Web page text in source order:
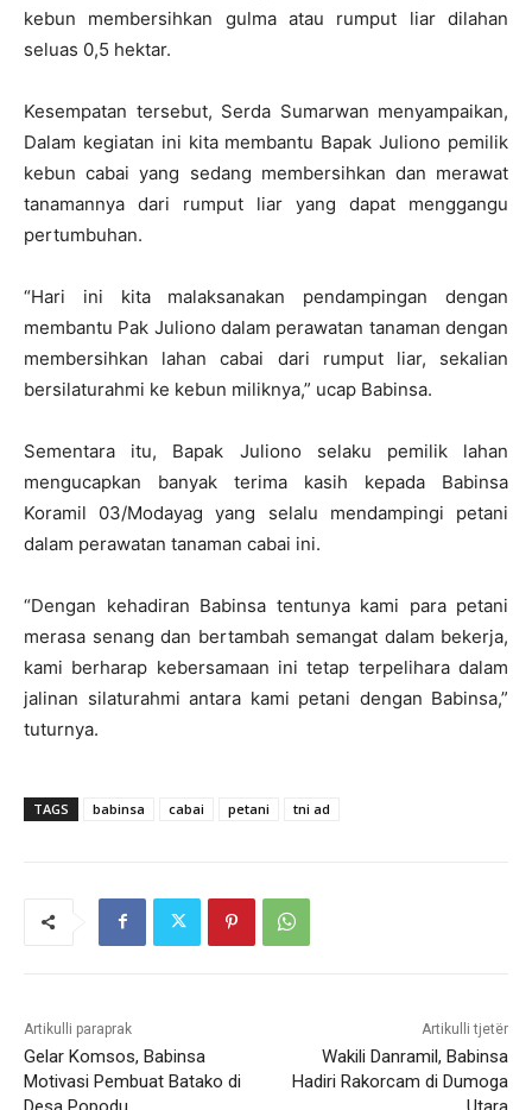
kebun membersihkan gulma atau rumput liar dilahan
seluas 0,5 hektar.
Kesempatan tersebut, Serda Sumarwan menyampaikan,
Dalam kegiatan ini kita membantu Bapak Juliono pemilik
kebun cabai yang sedang membersihkan dan merawat
tanamannya dari rumput liar yang dapat menggangu
pertumbuhan.
“Hari ini kita malaksanakan pendampingan dengan
membantu Pak Juliono dalam perawatan tanaman dengan
membersihkan lahan cabai dari rumput liar, sekalian
bersilaturahmi ke kebun miliknya,” ucap Babinsa.
Sementara itu, Bapak Juliono selaku pemilik lahan
mengucapkan banyak terima kasih kepada Babinsa
Koramil 03/Modayag yang selalu mendampingi petani
dalam perawatan tanaman cabai ini.
“Dengan kehadiran Babinsa tentunya kami para petani
merasa senang dan bertambah semangat dalam bekerja,
kami berharap kebersamaan ini tetap terpelihara dalam
jalinan silaturahmi antara kami petani dengan Babinsa,”
tuturnya.
TAGS babinsa cabai petani tni ad
Artikulli paraprak
Gelar Komsos, Babinsa
Motivasi Pembuat Batako di
Artikulli tjetër
Wakili Danramil, Babinsa
Hadiri Rakorcam di Dumoga